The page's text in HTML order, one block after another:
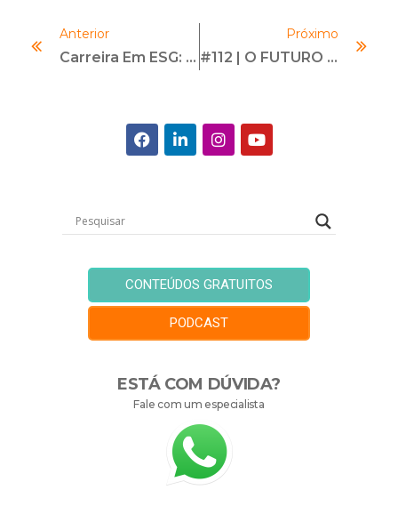
Anterior
Carreira Em ESG: Uma Das Mais Promissoras Para 2024
Próximo
#112 | O FUTURO DO COMPLIANCE | Com Catia Veloso
CONTEÚDOS GRATUITOS
PODCAST
ESTÁ COM DÚVIDA?
Fale com um especialista